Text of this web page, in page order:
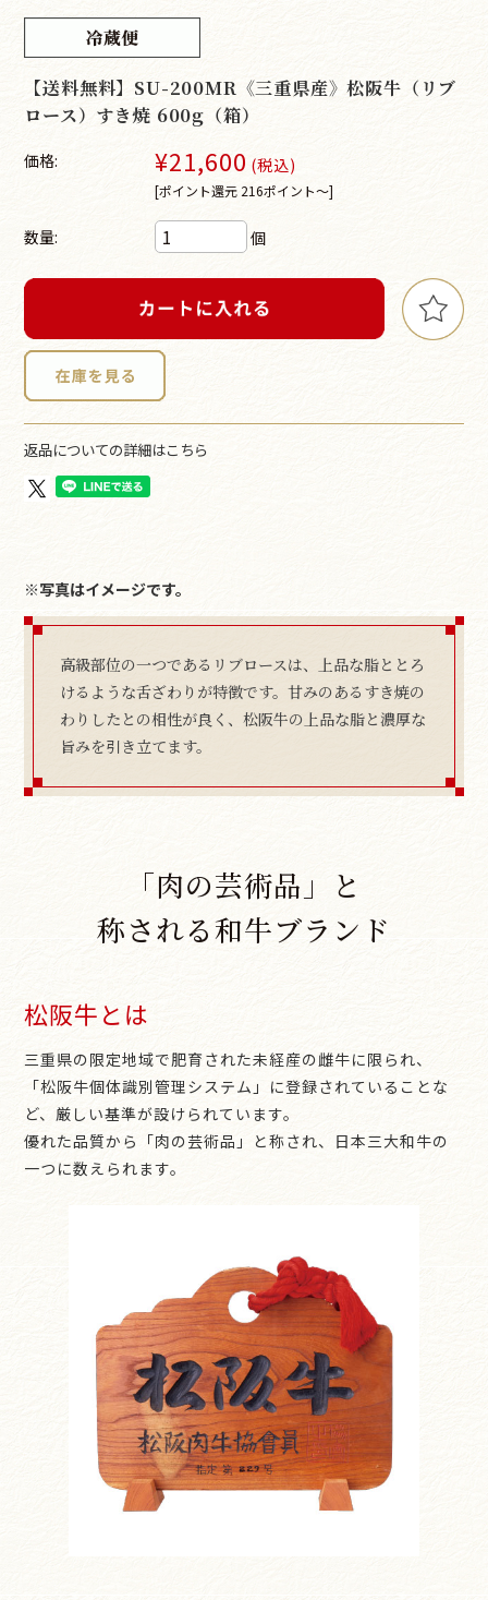
【送料無料】SU-200MR《三重県産》松阪牛（リブ
ロース）すき焼 600g（箱）
価格: ¥21,600 (税込)
[ポイント還元 216ポイント～]
数量: 個
返品についての詳細はこちら
※写真はイメージです。
高級部位の一つであるリブロースは、上品な脂ととろ
けるような舌ざわりが特徴です。甘みのあるすき焼の
わりしたとの相性が良く、松阪牛の上品な脂と濃厚な
旨みを引き立てます。
「肉の芸術品」と
称される和牛ブランド
松阪牛とは
三重県の限定地域で肥育された未経産の雌牛に限られ、
「松阪牛個体識別管理システム」に登録されていることな
ど、厳しい基準が設けられています。
優れた品質から「肉の芸術品」と称され、日本三大和牛の
一つに数えられます。